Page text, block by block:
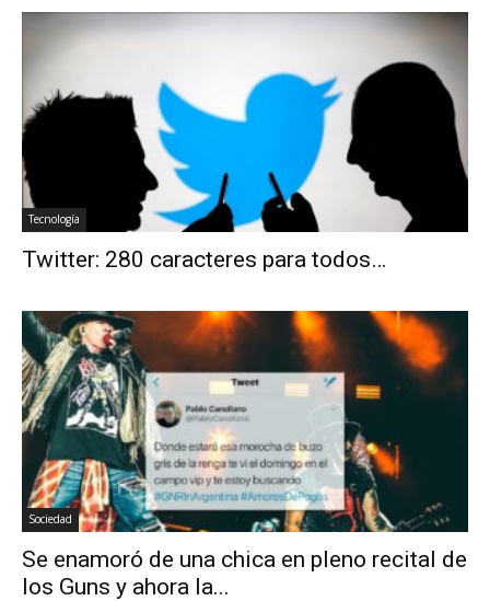
Tecnología
Twitter: 280 caracteres para todos…
Sociedad
Se enamoró de una chica en pleno recital de
los Guns y ahora la...